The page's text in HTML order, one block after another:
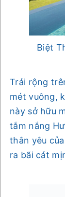
Biệt
Trải rộng
mét vuông,
này sở hữu
tắm nắng
thân yêu
ra bãi cát